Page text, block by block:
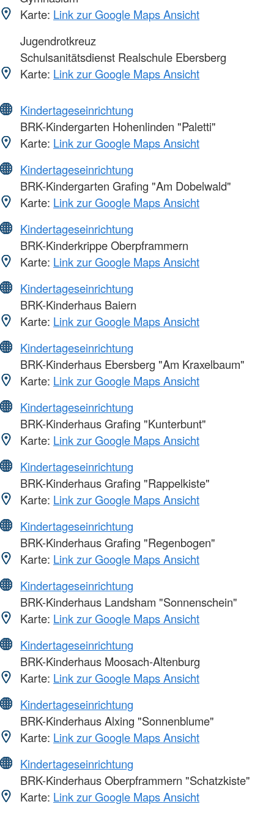
Karte: Link zur Google Maps Ansicht
Jugendrotkreuz
Schulsanitätsdienst Realschule Ebersberg
Karte: Link zur Google Maps Ansicht
Kindertageseinrichtung
BRK-Kindergarten Hohenlinden "Paletti"
Karte: Link zur Google Maps Ansicht
Kindertageseinrichtung
BRK-Kindergarten Grafing "Am Dobelwald"
Karte: Link zur Google Maps Ansicht
Kindertageseinrichtung
BRK-Kinderkrippe Oberpframmern
Karte: Link zur Google Maps Ansicht
Kindertageseinrichtung
BRK-Kinderhaus Baiern
Karte: Link zur Google Maps Ansicht
Kindertageseinrichtung
BRK-Kinderhaus Ebersberg "Am Kraxelbaum"
Karte: Link zur Google Maps Ansicht
Kindertageseinrichtung
BRK-Kinderhaus Grafing "Kunterbunt"
Karte: Link zur Google Maps Ansicht
Kindertageseinrichtung
BRK-Kinderhaus Grafing "Rappelkiste"
Karte: Link zur Google Maps Ansicht
Kindertageseinrichtung
BRK-Kinderhaus Grafing "Regenbogen"
Karte: Link zur Google Maps Ansicht
Kindertageseinrichtung
BRK-Kinderhaus Landsham "Sonnenschein"
Karte: Link zur Google Maps Ansicht
Kindertageseinrichtung
BRK-Kinderhaus Moosach-Altenburg
Karte: Link zur Google Maps Ansicht
Kindertageseinrichtung
BRK-Kinderhaus Alxing "Sonnenblume"
Karte: Link zur Google Maps Ansicht
Kindertageseinrichtung
BRK-Kinderhaus Oberpframmern "Schatzkiste"
Karte: Link zur Google Maps Ansicht